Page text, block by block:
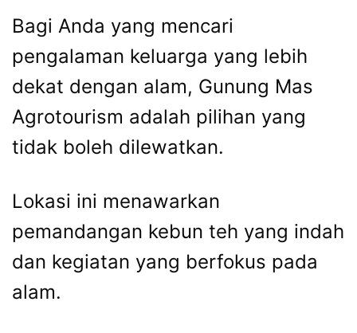
Bagi Anda yang mencari
pengalaman keluarga yang lebih
dekat dengan alam, Gunung Mas
Agrotourism adalah pilihan yang
tidak boleh dilewatkan.
Lokasi ini menawarkan
pemandangan kebun teh yang indah
dan kegiatan yang berfokus pada
alam.